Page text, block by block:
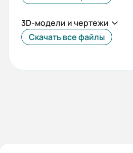
3D-модели и чертежи
Скачать все файлы